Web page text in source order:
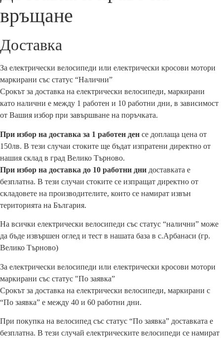
връщане
Доставка
За електрически велосипеди или електрически кросови мотори
маркирани със статус “Налични”
Срокът за доставка на електрически велосипеди, маркирани
като налични е между 1 работен и 10 работни дни, в зависимост
от Вашия избор при завършване на поръчката.
При избор на доставка за 1 работен ден се доплаща цена от
150лв. В тези случаи стоките ще бъдат изпратени директно от
нашия склад в град Велико Търново.
При избор на доставка до 10 работни дни доставката е
безплатна. В тези случаи стоките се изпращат директно от
складовете на производителите, които се намират извън
територията на България.
На всички електрически велосипеди със статус “налични” може
да бъде извършен оглед и тест в нашата база в с.Арбанаси (гр.
Велико Търново)
За електрически велосипеди или електрически кросови мотори
маркирани със статус "По заявка”
Срокът за доставка на електрически велосипеди, маркирани с
“По заявка” е между 40 и 60 работни дни.
При покупка на велосипед със статус “По заявка” доставката е
безплатна. В тези случай електрическите велосипеди се намират